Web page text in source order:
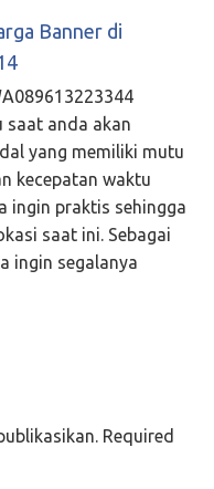
Banner di
saat anda akan
yang memiliki mutu
kecepatan waktu
ingin praktis sehingga
saat ini. Sebagai
ingin segalanya
Required